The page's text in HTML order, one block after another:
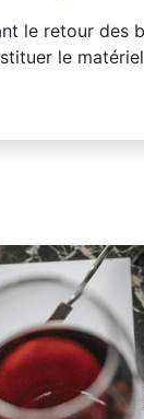
le retour des
le matériel